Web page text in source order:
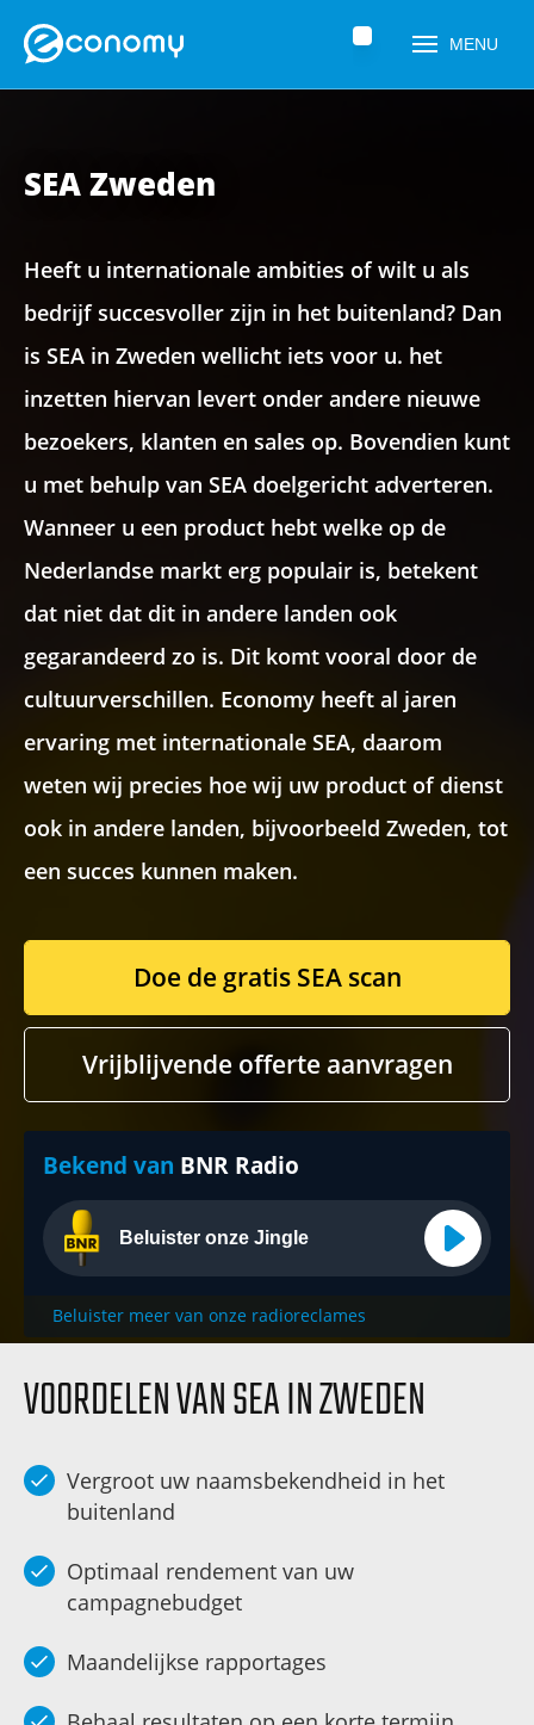
MENU
Home » SEA Zweden
SEA Zweden
Heeft u internationale ambities of wilt u als
bedrijf succesvoller zijn in het buitenland? Dan
is SEA in Zweden wellicht iets voor u. het
inzetten hiervan levert onder andere nieuwe
bezoekers, klanten en sales op. Bovendien kunt
u met behulp van SEA doelgericht adverteren.
Wanneer u een product hebt welke op de
Nederlandse markt erg populair is, betekent
dat niet dat dit in andere landen ook
gegarandeerd zo is. Dit komt vooral door de
cultuurverschillen. Economy heeft al jaren
ervaring met internationale SEA, daarom
weten wij precies hoe wij uw product of dienst
ook in andere landen, bijvoorbeeld Zweden, tot
een succes kunnen maken.
Doe de gratis SEA scan
Vrijblijvende offerte aanvragen
Bekend van BNR Radio
Beluister onze Jingle
Beluister meer van onze radioreclames
VOORDELEN VAN SEA IN ZWEDEN
Vergroot uw naamsbekendheid in het
buitenland
Optimaal rendement van uw
campagnebudget
Maandelijkse rapportages
Telefoonnummer*